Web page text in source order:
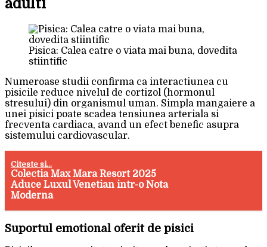
adulti
Pisica: Calea catre o viata mai buna, dovedita
stiintific
Numeroase studii confirma ca interactiunea cu
pisicile reduce nivelul de cortizol (hormonul
stresului) din organismul uman. Simpla mangaiere a
unei pisici poate scadea tensiunea arteriala si
frecventa cardiaca, avand un efect benefic asupra
sistemului cardiovascular.
Citeste si...
Colectia Max Mara Resort 2025
Aduce Luxul Venetian intr-o Nota
Moderna
Suportul emotional oferit de pisici